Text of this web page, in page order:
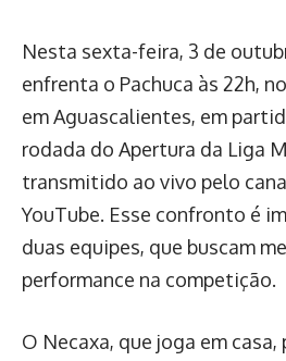
Nesta sexta-feira, 3 de
enfrenta o Pachuca às 22h,
em Aguascalientes, em
rodada do Apertura da Liga
transmitido ao vivo pelo
YouTube. Esse confronto é
duas equipes, que buscam
performance na competição.
O Necaxa, que joga em